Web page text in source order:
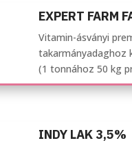
EXPERT FARM
Vitamin-ásványi
takarmányadaghoz
(1 tonnához 50 kg
INDY LAK 3,5%